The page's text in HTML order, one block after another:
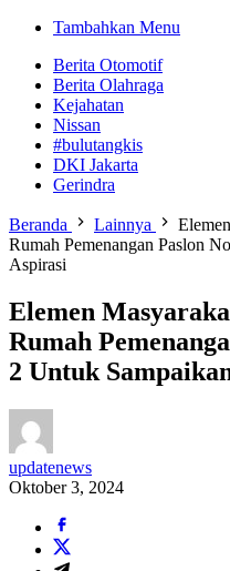
Tambahkan Menu
Berita Otomotif
Berita Olahraga
Kejahatan
Nissan
#bulutangkis
DKI Jakarta
Gerindra
Beranda Lainnya
Rumah Pemenangan Paslon
Aspirasi
Elemen
Rumah
2 Untuk
updatenews
Oktober 3, 2024